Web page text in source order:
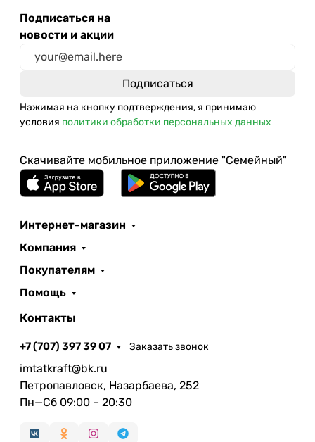
Подписаться на
новости и акции
Нажимая на кнопку подтверждения, я принимаю
условия политики обработки персональных данных
Скачивайте мобильное приложение "Семейный"
Интернет-магазин
Компания
Покупателям
Помощь
Контакты
+7 (707) 397 39 07 Заказать звонок
imtatkraft@bk.ru
Петропавловск, Назарбаева, 252
Пн—Сб 09:00 – 20:30